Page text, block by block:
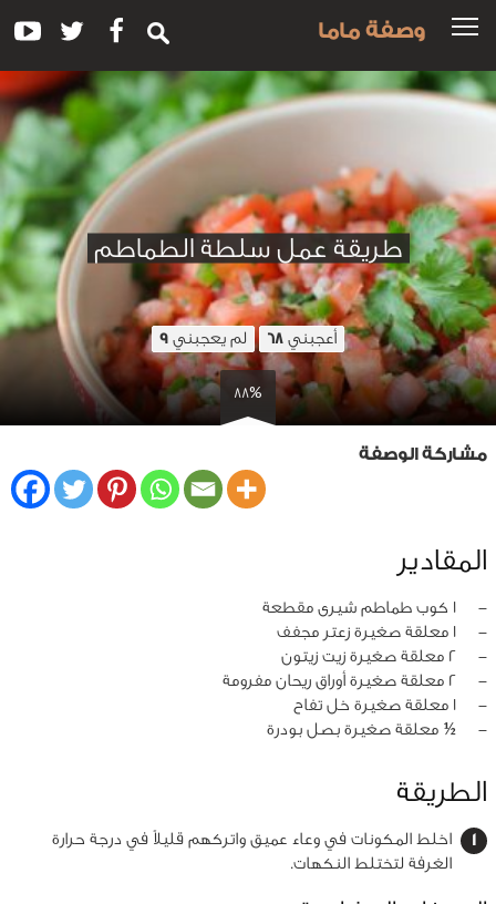
وصفة ماما
طريقة عمل سلطة الطماطم
أعجبني 68 لم يعجبني 9
88%
مشاركة الوصفة
المقادير
‏-
1 كوب طماطم شيرى مقطعة
‏-
1 معلقة صغيرة زعتر مجفف
‏-
2 معلقة صغيرة زيت زيتون
‏-
2 معلقة صغيرة أوراق ريحان مفرومة
‏-
1 معلقة صغيرة خل تفاح
‏-
½ معلقة صغيرة بصل بودرة
الطريقة
اخلط المكونات في وعاء عميق واتركهم قليلاً في درجة حرارة
الغرفة لتختلط النكهات.